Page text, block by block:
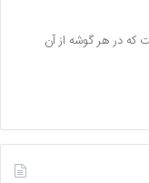
که در هر گوشه از آن